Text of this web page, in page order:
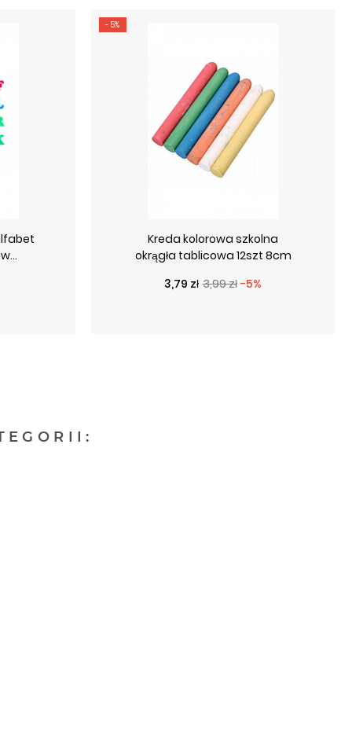
-5%
Kreda kolorowa szkolna
okrągła tablicowa 12szt 8cm
Cena podstawowa
3,99 zł -5%
Cena
3,79 zł